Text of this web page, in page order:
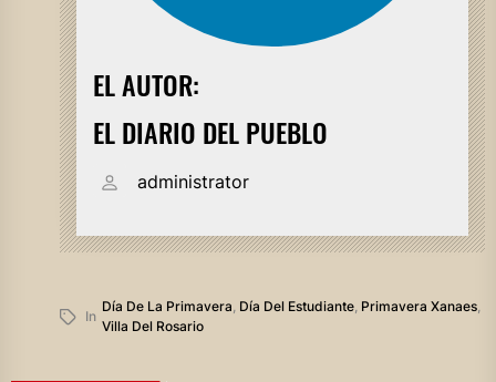
EL AUTOR:
EL DIARIO DEL PUEBLO
administrator
In
Día De La Primavera, Día Del Estudiante, Primavera Xanaes,
Villa Del Rosario